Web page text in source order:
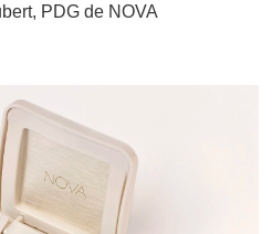
PDG de NOVA